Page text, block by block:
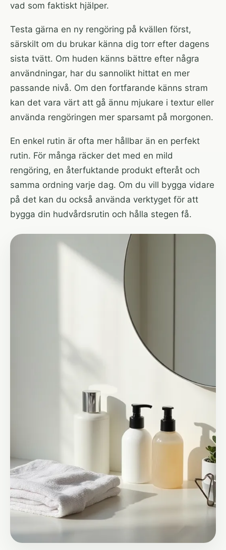
vad som faktiskt hjälper.
Testa gärna en ny rengöring på kvällen först,
särskilt om du brukar känna dig torr efter dagens
sista tvätt. Om huden känns bättre efter några
användningar, har du sannolikt hittat en mer
passande nivå. Om den fortfarande känns stram
kan det vara värt att gå ännu mjukare i textur eller
använda rengöringen mer sparsamt på morgonen.
En enkel rutin är ofta mer hållbar än en perfekt
rutin. För många räcker det med en mild
rengöring, en återfuktande produkt efteråt och
samma ordning varje dag. Om du vill bygga vidare
på det kan du också använda verktyget för att
bygga din hudvårdsrutin och hålla stegen få.